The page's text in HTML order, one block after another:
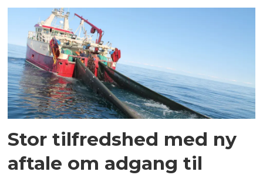
Stor tilfredshed med ny
aftale om adgang til